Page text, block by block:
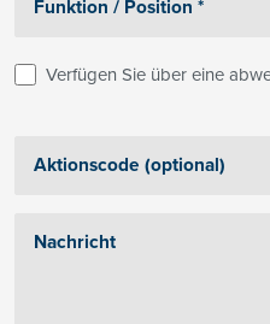
Verfügen Sie über eine